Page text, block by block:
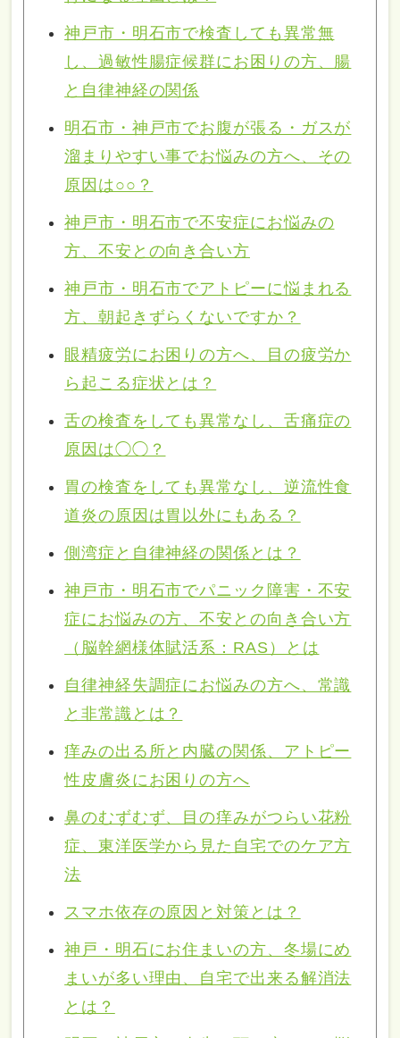
神戸市・明石市で検査しても異常無
し、過敏性腸症候群にお困りの方、腸
と自律神経の関係
明石市・神戸市でお腹が張る・ガスが
溜まりやすい事でお悩みの方へ、その
原因は○○？
神戸市・明石市で不安症にお悩みの
方、不安との向き合い方
神戸市・明石市でアトピーに悩まれる
方、朝起きずらくないですか？
眼精疲労にお困りの方へ、目の疲労か
ら起こる症状とは？
舌の検査をしても異常なし、舌痛症の
原因は◯◯？
胃の検査をしても異常なし、逆流性食
道炎の原因は胃以外にもある？
側湾症と自律神経の関係とは？
神戸市・明石市でパニック障害・不安
症にお悩みの方、不安との向き合い方
（脳幹網様体賦活系：RAS）とは
自律神経失調症にお悩みの方へ、常識
と非常識とは？
痒みの出る所と内臓の関係、アトピー
性皮膚炎にお困りの方へ
鼻のむずむず、目の痒みがつらい花粉
症、東洋医学から見た自宅でのケア方
法
スマホ依存の原因と対策とは？
神戸・明石にお住まいの方、冬場にめ
まいが多い理由、自宅で出来る解消法
とは？